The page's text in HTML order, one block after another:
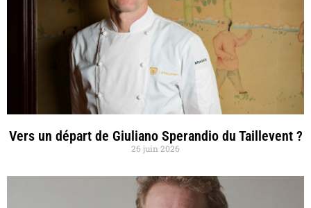
Vers un départ de Giuliano Sperandio du Taillevent ?
26 juin 2026